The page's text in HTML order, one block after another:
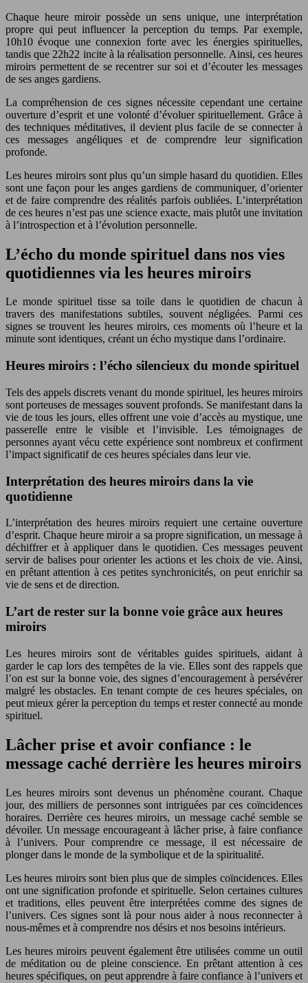
Chaque heure miroir possède un sens unique, une interprétation
propre qui peut influencer la perception du temps. Par exemple,
10h10 évoque une connexion forte avec les énergies spirituelles,
tandis que 22h22 incite à la réalisation personnelle. Ainsi, ces heures
miroirs permettent de se recentrer sur soi et d’écouter les messages
de ses anges gardiens.
La compréhension de ces signes nécessite cependant une certaine
ouverture d’esprit et une volonté d’évoluer spirituellement. Grâce à
des techniques méditatives, il devient plus facile de se connecter à
ces messages angéliques et de comprendre leur signification
profonde.
Les heures miroirs sont plus qu’un simple hasard du quotidien. Elles
sont une façon pour les anges gardiens de communiquer, d’orienter
et de faire comprendre des réalités parfois oubliées. L’interprétation
de ces heures n’est pas une science exacte, mais plutôt une invitation
à l’introspection et à l’évolution personnelle.
L’écho du monde spirituel dans nos vies
quotidiennes via les heures miroirs
Le monde spirituel tisse sa toile dans le quotidien de chacun à
travers des manifestations subtiles, souvent négligées. Parmi ces
signes se trouvent les heures miroirs, ces moments où l’heure et la
minute sont identiques, créant un écho mystique dans l’ordinaire.
Heures miroirs : l’écho silencieux du monde spirituel
Tels des appels discrets venant du monde spirituel, les heures miroirs
sont porteuses de messages souvent profonds. Se manifestant dans la
vie de tous les jours, elles offrent une voie d’accès au mystique, une
passerelle entre le visible et l’invisible. Les témoignages de
personnes ayant vécu cette expérience sont nombreux et confirment
l’impact significatif de ces heures spéciales dans leur vie.
Interprétation des heures miroirs dans la vie
quotidienne
L’interprétation des heures miroirs requiert une certaine ouverture
d’esprit. Chaque heure miroir a sa propre signification, un message à
déchiffrer et à appliquer dans le quotidien. Ces messages peuvent
servir de balises pour orienter les actions et les choix de vie. Ainsi,
en prêtant attention à ces petites synchronicités, on peut enrichir sa
vie de sens et de direction.
L’art de rester sur la bonne voie grâce aux heures
miroirs
Les heures miroirs sont de véritables guides spirituels, aidant à
garder le cap lors des tempêtes de la vie. Elles sont des rappels que
l’on est sur la bonne voie, des signes d’encouragement à persévérer
malgré les obstacles. En tenant compte de ces heures spéciales, on
peut mieux gérer la perception du temps et rester connecté au monde
spirituel.
Lâcher prise et avoir confiance : le
message caché derrière les heures miroirs
Les heures miroirs sont devenus un phénomène courant. Chaque
jour, des milliers de personnes sont intriguées par ces coïncidences
horaires. Derrière ces heures miroirs, un message caché semble se
dévoiler. Un message encourageant à lâcher prise, à faire confiance
à l’univers. Pour comprendre ce message, il est nécessaire de
plonger dans le monde de la symbolique et de la spiritualité.
Les heures miroirs sont bien plus que de simples coïncidences. Elles
ont une signification profonde et spirituelle. Selon certaines cultures
et traditions, elles peuvent être interprétées comme des signes de
l’univers. Ces signes sont là pour nous aider à nous reconnecter à
nous-mêmes et à comprendre nos désirs et nos besoins intérieurs.
Les heures miroirs peuvent également être utilisées comme un outil
de méditation ou de pleine conscience. En prêtant attention à ces
heures spécifiques, on peut apprendre à faire confiance à l’univers et